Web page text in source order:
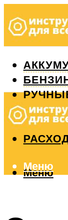
Меню
Меню